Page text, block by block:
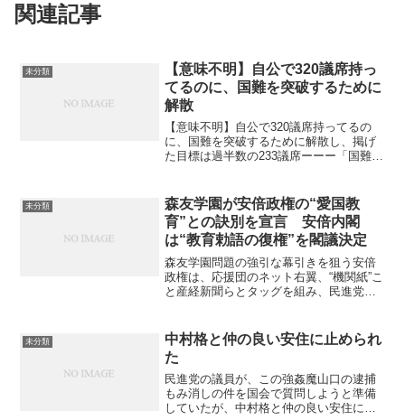
関連記事
未分類
【意味不明】自公で320議席持っ
てるのに、国難を突破するために
解散
【意味不明】自公で320議席持ってるの
に、国難を突破するために解散し、掲げ
た目標は過半数の233議席ーーー「国難」
ーー自公で320議席もっているのに、国難
を突破するため...
未分類
森友学園が安倍政権の“愛国教
育”との訣別を宣言 安倍内閣
は“教育勅語の復権”を閣議決定
森友学園問題の強引な幕引きを狙う安倍
政権は、応援団のネット右翼、“機関紙”こ
と産経新聞らとタッグを組み、民進党・
を根拠に偽証罪の告発をぶち上げ籠池氏
を恫喝したり、とあら...
未分類
中村格と仲の良い安住に止められ
た
民進党の議員が、この強姦魔山口の逮捕
もみ消しの件を国会で質問しようと準備
していたが、中村格と仲の良い安住に止